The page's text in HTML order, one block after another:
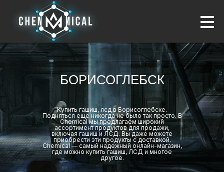
БОРИСОГЛЕБСК
Купить гашиш, лсд в Борисоглебске.
Подняться еще никогда не было так просто. В
Chemical мы предлагаем широкий
ассортимент продуктов для продажи,
включая гашиш и ЛСД. Вы даже можете
приобрести эти продукты с доставкой.
Chemical — самый надежный онлайн-магазин,
где можно купить гашиш, ЛСД и многое
другое.